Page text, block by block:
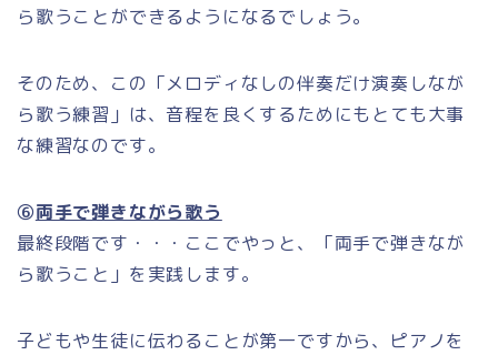
ら歌うことができるようになるでしょう。
そのため、この「メロディなしの伴奏だけ演奏しなが
ら歌う練習」は、音程を良くするためにもとても大事
な練習なのです。
⑥両手で弾きながら歌う
最終段階です・・・ここでやっと、「両手で弾きなが
ら歌うこと」を実践します。
子どもや生徒に伝わることが第一ですから、ピアノを